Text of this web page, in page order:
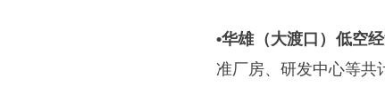
•华雄（大渡口）低空
准厂房、研发中心等共